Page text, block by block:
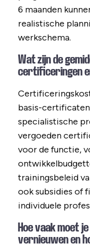
6 maanden
realistische
werkschema.
Wat zijn de
certificeringen
basis-
specialistische
vergoeden
voor de functie,
trainingsbeleid
ook subsidies of
individuele
Hoe vaak moet
vernieuwen en